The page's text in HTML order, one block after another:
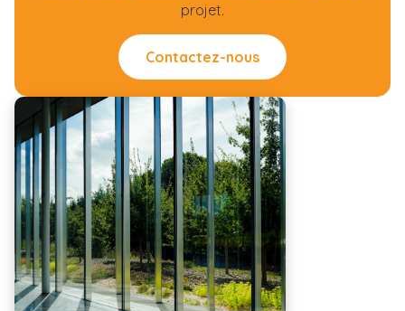
projet.
Contactez-nous